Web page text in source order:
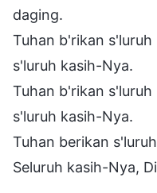
daging.
Tuhan b'rikan
s'luruh kasih-Nya.
Tuhan b'rikan
s'luruh kasih-Nya.
Tuhan berikan
Seluruh kasih-Nya,